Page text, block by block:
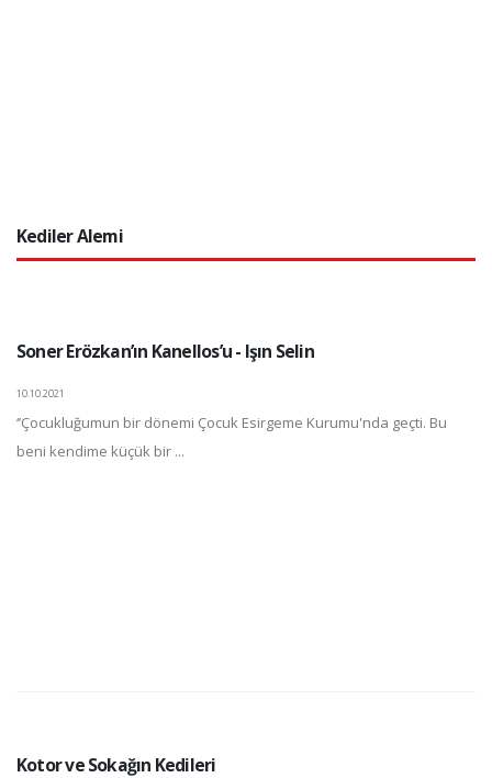
Kediler Alemi
Soner Erözkan’ın Kanellos’u - Işın Selin
10.10.2021
‘’Çocukluğumun bir dönemi Çocuk Esirgeme Kurumu'nda geçti. Bu
beni kendime küçük bir ...
Kotor ve Sokağın Kedileri